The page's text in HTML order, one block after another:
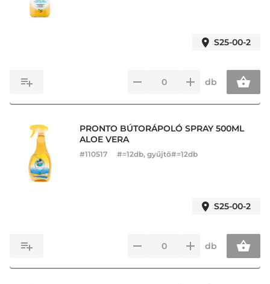
S25-00-2
db
PRONTO BÚTORÁPOLÓ SPRAY 500ML
ALOE VERA
#110517 #=12db, gyűjtő#=12db
S25-00-2
db